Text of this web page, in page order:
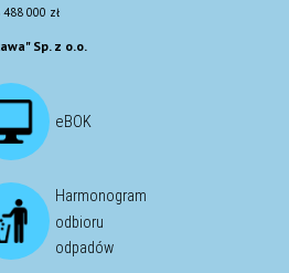
488 000 zł
Sp. z o.o.
eBOK
Harmonogram
odbioru
odpadów